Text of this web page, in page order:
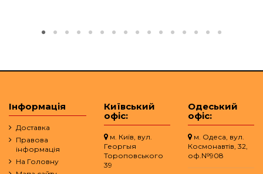
Інформація
Доставка
Правова
інформація
На Головну
Київський
офіс:
м. Київ, вул.
Георгыя
Тороповського
39
Одеський
офіс:
м. Одеса, вул.
Космонавтів, 32,
оф.№908